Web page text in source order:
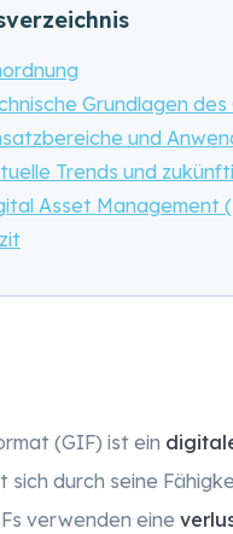
Grundlagen
und
Trends und
Asset Management
(GIF) ist ein
durch seine
verwenden eine